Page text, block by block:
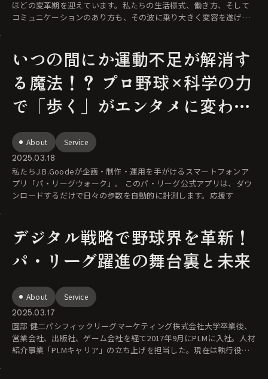
ほどの変革期を迎えています。私たちの生活様式、働き方、そして
コミュニケーションのあり方も、その波に乗り大きく変容を遂げて
いつの間にか運動不足が解消す
る魔法！？ プロ野球×科学の力
で「歩く」がエンタメに変わる
まで – 鎌田准教授に聞く、パ・
リーグウォーク開発秘話と驚き
の効果
About Service
2025.03.18
私たちJ.B.Goodeが企画・制作・運用を手がけるスマートフォンア
プリ「パ・リーグウォーク」。 このパ・リーグ公式アプリは、ダウ
ンロードするだけで日々の歩数を自動的に計測します。応援す
デジタル戦略で野球界を革新！
パ・リーグ躍進の舞台裏と未来
About Service
2025.03.17
園部 健二パシフィックリーグマーケティング株式会社大学卒業後、
営業会社、出版社、ゲーム会社を経て2017年9月にPLMに入社。人材
紹介事業「PLMキャリア」の立ち上げを担当した。現在は執行役員C